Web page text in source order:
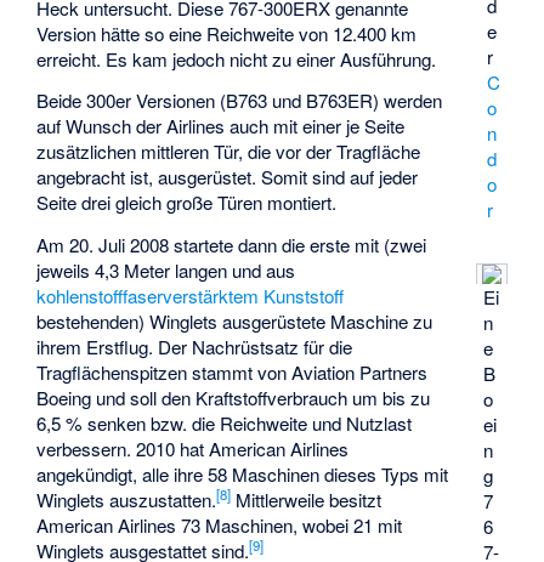
d
e
r
C
o
n
d
o
r
Ei
n
e
B
o
ei
n
g
7
6
7-
Heck untersucht. Diese 767-300ERX genannte
Version hätte so eine Reichweite von 12.400 km
erreicht. Es kam jedoch nicht zu einer Ausführung.
Beide 300er Versionen (B763 und B763ER) werden
auf Wunsch der Airlines auch mit einer je Seite
zusätzlichen mittleren Tür, die vor der Tragfläche
angebracht ist, ausgerüstet. Somit sind auf jeder
Seite drei gleich große Türen montiert.
Am 20. Juli 2008 startete dann die erste mit (zwei
jeweils 4,3 Meter langen und aus
kohlenstofffaserverstärktem Kunststoff
bestehenden) Winglets ausgerüstete Maschine zu
ihrem Erstflug. Der Nachrüstsatz für die
Tragflächenspitzen stammt von Aviation Partners
Boeing und soll den Kraftstoffverbrauch um bis zu
6,5 % senken bzw. die Reichweite und Nutzlast
verbessern. 2010 hat American Airlines
angekündigt, alle ihre 58 Maschinen dieses Typs mit
Winglets auszustatten.[8] Mittlerweile besitzt
American Airlines 73 Maschinen, wobei 21 mit
Winglets ausgestattet sind.[9]